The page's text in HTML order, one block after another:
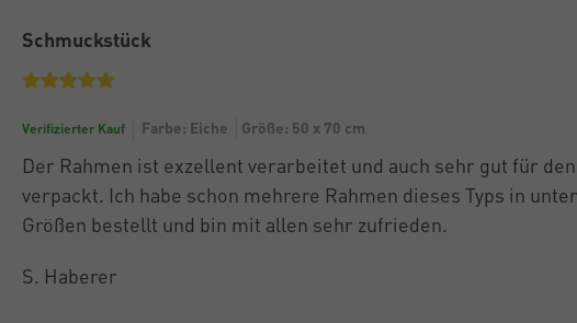
Schmuckstück
Verifizierter Kauf Farbe: Eiche Größe: 50 x 70 cm
Der Rahmen ist exzellent verarbeitet und auch sehr gut für
verpackt. Ich habe schon mehrere Rahmen dieses Typs in
Größen bestellt und bin mit allen sehr zufrieden.
S. Haberer